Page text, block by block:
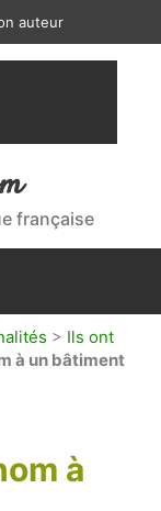
auteur
française
> Ils ont
à un bâtiment
à